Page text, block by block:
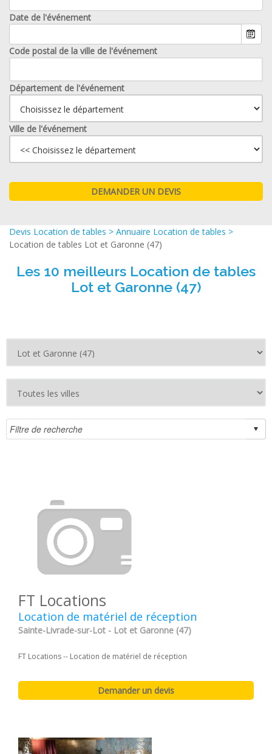
Date de l'événement
Code postal de la ville de l'événement
Département de l'événement
Ville de l'événement
Devis Location de tables > Annuaire Location de tables >
Location de tables Lot et Garonne (47)
Les 10 meilleurs Location de tables
Lot et Garonne (47)
FT Locations
Location de matériel de réception
Sainte-Livrade-sur-Lot - Lot et Garonne (47)
FT Locations -- Location de matériel de réception